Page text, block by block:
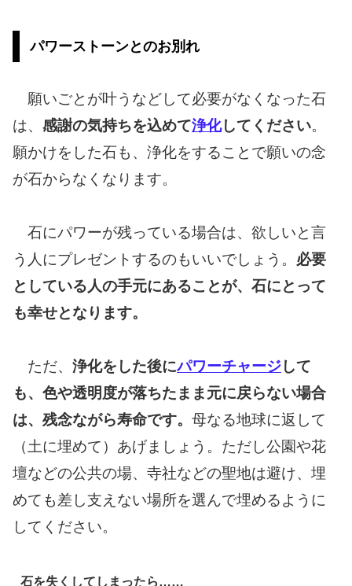
パワーストーンとのお別れ
願いごとが叶うなどして必要がなくなった石
は、 感謝の気持ちを込めて浄化してください。
願かけをした石も、浄化をすることで願いの念
が石からなくなります。
石にパワーが残っている場合は、欲しいと言
う人にプレゼントするのもいいでしょう。 必要
としている人の手元にあることが、石にとって
も幸せとなります。
ただ、 浄化をした後にパワーチャージして
も、色や透明度が落ちたまま元に戻らない場合
は、残念ながら寿命です。 母なる地球に返して
（土に埋めて）あげましょう。ただし公園や花
壇などの公共の場、寺社などの聖地は避け、埋
めても差し支えない場所を選んで埋めるように
してください。
石を失くしてしまったら……